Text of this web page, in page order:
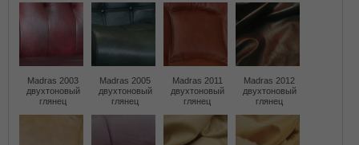
Madras 2003
двухтоновый
глянец
Madras 2005
двухтоновый
глянец
Madras 2011
двухтоновый
глянец
Madras 2012
двухтоновый
глянец